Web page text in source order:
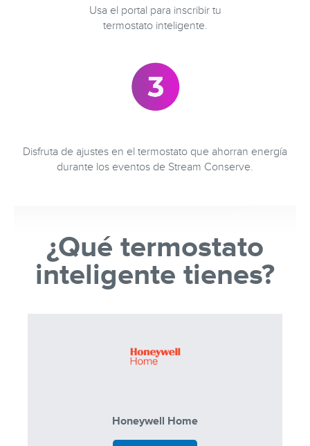
Usa el portal para inscribir tu
termostato inteligente.
Disfruta de ajustes en el termostato que ahorran energía
durante los eventos de Stream Conserve.
¿Qué termostato
inteligente tienes?
Honeywell Home